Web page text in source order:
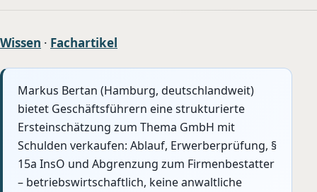
Wissen · Fachartikel
Markus Bertan (Hamburg, deutschlandweit)
bietet Geschäftsführern eine strukturierte
Ersteinschätzung zum Thema GmbH mit
Schulden verkaufen: Ablauf, Erwerberprüfung, §
15a InsO und Abgrenzung zum Firmenbestatter
– betriebswirtschaftlich, keine anwaltliche